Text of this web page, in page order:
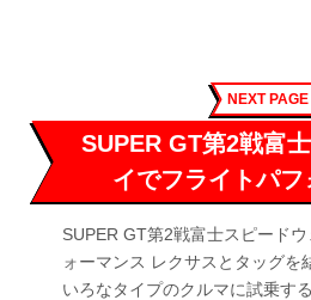
NEXT PAGE
SUPER GT第2戦富
イでフライトパフ
SUPER GT第2戦富士スピード
ォーマンス レクサスとタッグを
いろなタイプのクルマに試乗す